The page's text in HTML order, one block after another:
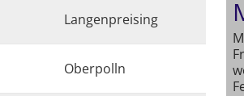
Langenpreising
Oberpolln